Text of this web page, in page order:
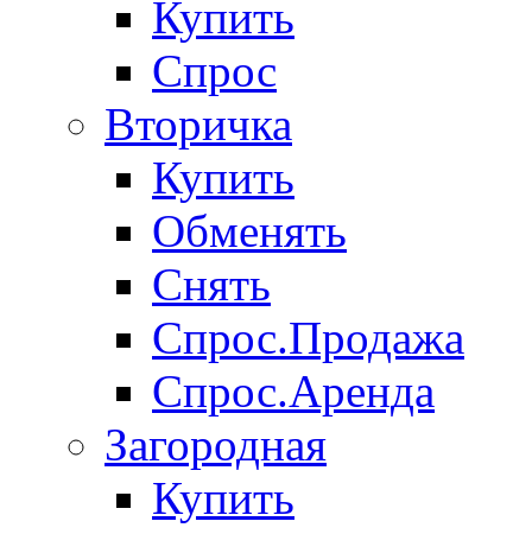
Купить
Спрос
Вторичка
Купить
Обменять
Снять
Спрос.Продажа
Спрос.Аренда
Загородная
Купить